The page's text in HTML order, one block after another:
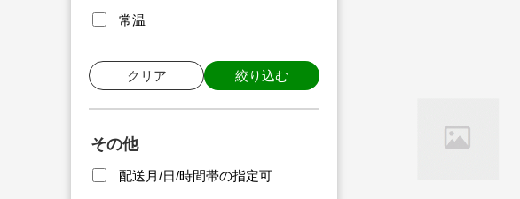
常温
クリア 絞り込む
その他
配送月/日/時間帯の指定可